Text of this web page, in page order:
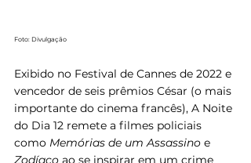
Foto: Divulgação
Exibido no Festival de Cannes de 2022 e
vencedor de seis prêmios César (o mais
importante do cinema francês), A Noite
do Dia 12 remete a filmes policiais
como Memórias de um Assassino e
Zodíaco ao se inspirar em um crime